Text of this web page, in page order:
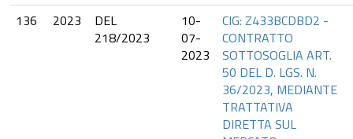
136
2023
DEL
218/2023
10-
07-
2023
CIG: Z433BCDBD2 -
CONTRATTO
SOTTOSOGLIA ART.
50 DEL D. LGS. N.
36/2023, MEDIANTE
TRATTATIVA
DIRETTA SUL